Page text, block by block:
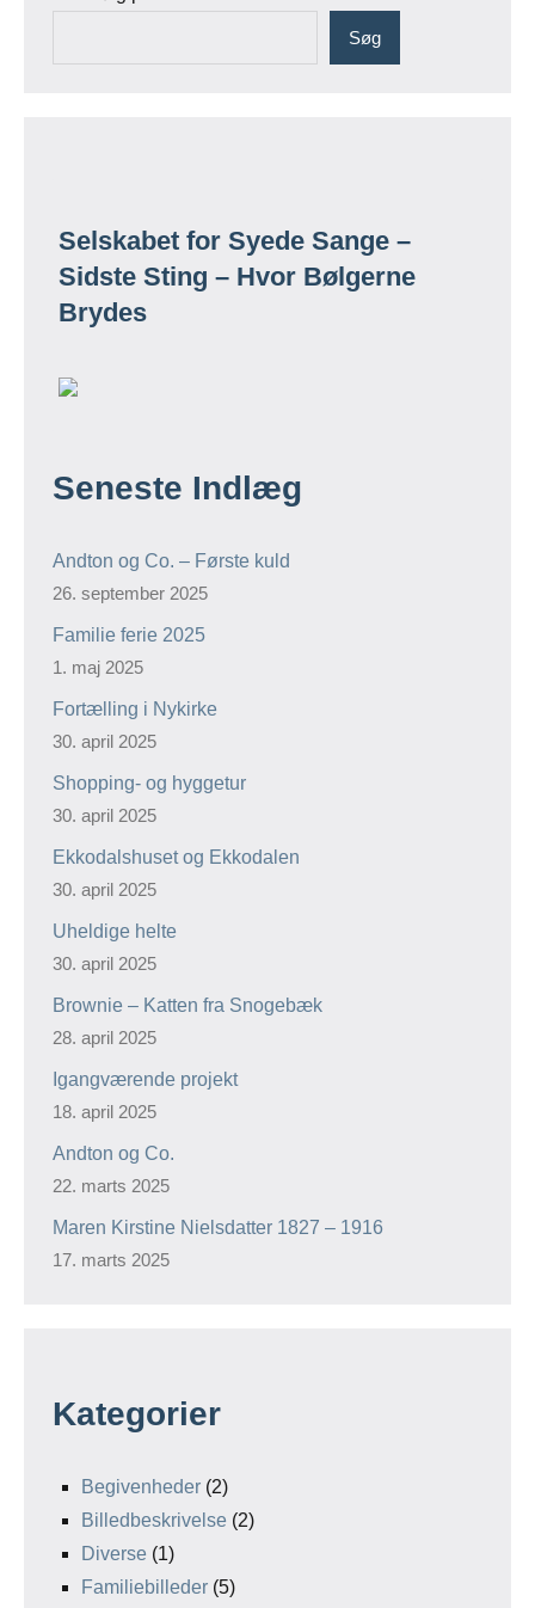
Søg
Selskabet for Syede Sange –
Sidste Sting – Hvor Bølgerne
Brydes
Seneste Indlæg
Andton og Co. – Første kuld
26. september 2025
Familie ferie 2025
1. maj 2025
Fortælling i Nykirke
30. april 2025
Shopping- og hyggetur
30. april 2025
Ekkodalshuset og Ekkodalen
30. april 2025
Uheldige helte
30. april 2025
Brownie – Katten fra Snogebæk
28. april 2025
Igangværende projekt
18. april 2025
Andton og Co.
22. marts 2025
Maren Kirstine Nielsdatter 1827 – 1916
17. marts 2025
Kategorier
Begivenheder (2)
Billedbeskrivelse (2)
Diverse (1)
Familiebilleder (5)